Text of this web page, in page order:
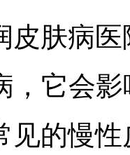
皮肤病
，它会
见的慢